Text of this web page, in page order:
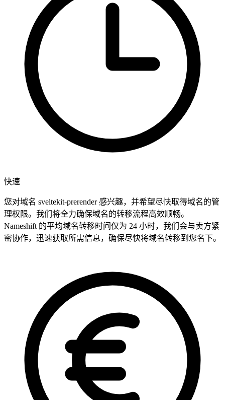
快速
您对域名 sveltekit-prerender 感兴趣，并希望尽快取得域名的管
理权限。我们将全力确保域名的转移流程高效顺畅。
Nameshift 的平均域名转移时间仅为 24 小时，我们会与卖方紧
密协作，迅速获取所需信息，确保尽快将域名转移到您名下。